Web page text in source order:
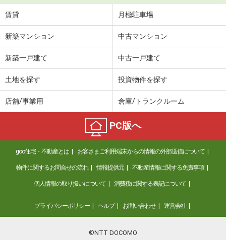
賃貸 月極駐車場
新築マンション 中古マンション
新築一戸建て 中古一戸建て
土地を探す 投資物件を探す
店舗/事業用 倉庫/トランクルーム
PC版へ
goo住宅・不動産とは お客さまご利用端末からの情報の外部送信について
物件に関するお問合せの流れ 情報提供元 不動産情報に関する免責事項
個人情報の取り扱いについて 消費税に関する表記について
プライバシーポリシー ヘルプ お問い合わせ 運営会社
©NTT DOCOMO